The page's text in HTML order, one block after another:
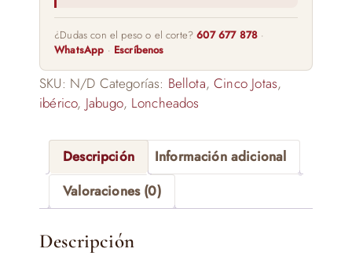
¿Dudas con el peso o el corte?607 677 878 ·
WhatsApp · Escríbenos
SKU: N/D Categorías: Bellota,Cinco Jotas,
ibérico, Jabugo, Loncheados
Descripción
Información adicional
Valoraciones (0)
Descripción